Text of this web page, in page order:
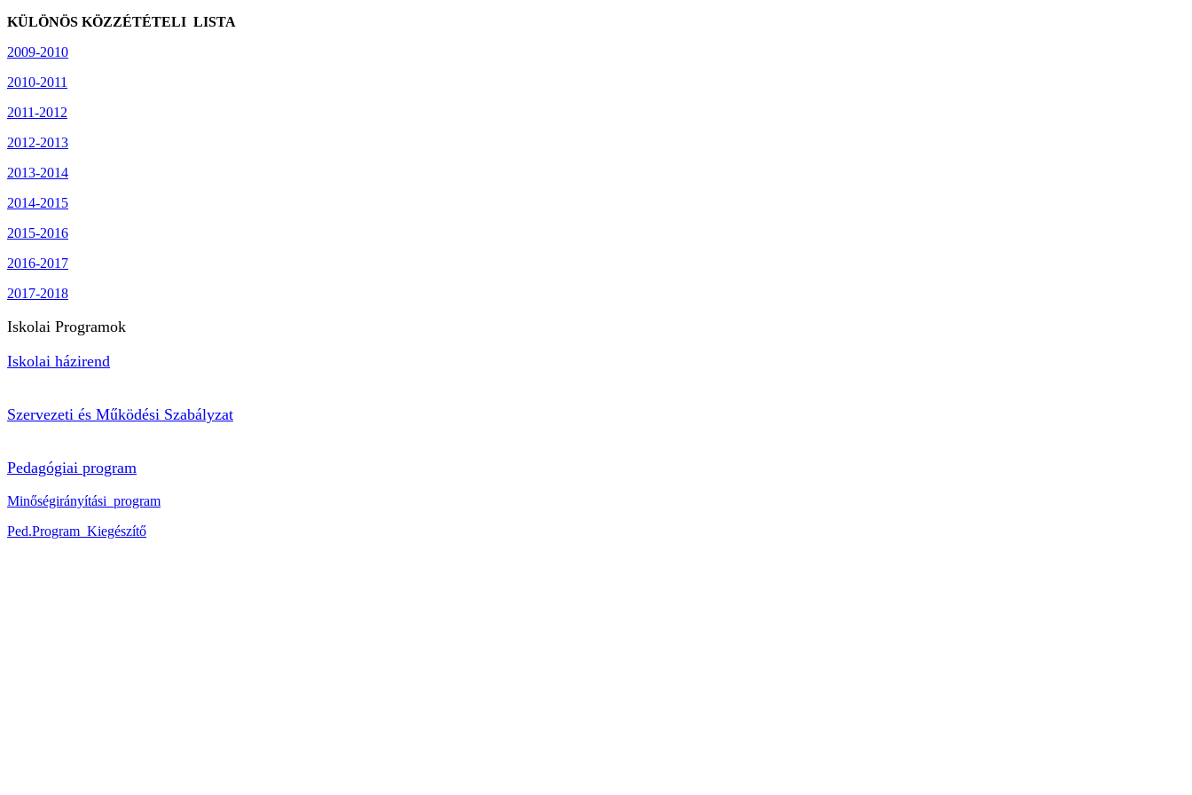
KÜLÖNÖS KÖZZÉTÉTELI LISTA
2009-2010
2010-2011
2011-2012
2012-2013
2013-2014
2014-2015
2015-2016
2016-2017
2017-2018
Iskolai Programok
Iskolai házirend
Szervezeti és Működési Szabályzat
Pedagógiai program
Minőségirányítási_program
Ped.Program_Kiegészítő